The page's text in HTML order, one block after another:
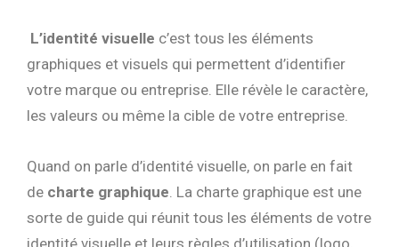
L’identité visuelle c’est tous les éléments
graphiques et visuels qui permettent d’identifier
votre marque ou entreprise. Elle révèle le caractère,
les valeurs ou même la cible de votre entreprise.
Quand on parle d’identité visuelle, on parle en fait
de charte graphique . La charte graphique est une
sorte de guide qui réunit tous les éléments de votre
identité visuelle et leurs règles d’utilisation (logo,